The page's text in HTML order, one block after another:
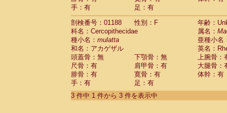
Atelidae Alouatta caraya
AtelidaeAlouatta fusca
AtelidaeAlouatta seniculus
AtelidaeAlouatta
Atelidae
Atelidae Ateles geoffroyi
Atelidae Ateles paniscus
Atelidae Atelesspp.
Atelidae Lagothrix lagothricha
AtelidaeLagothrix lagothricha cana(0)
PitheciidaeCacajao calvus
手：有
足：有
剖検番号：01188
性別：F
年齢：
科名：Cercopithecidae
属名：
種小名： mulatta
亜種小名
和名：アカゲザル
英名：
頭蓋骨：無
下顎骨：無
上腕骨：
尺骨：有
肩甲骨：有
大腿骨：
腓骨：有
寛骨：有
体幹：有
手：有
足：有
3 件中 1 件から 3 件を表示中